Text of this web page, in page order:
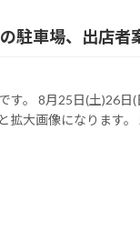
駐車場、出店者
す。 8月25日(土)26
拡大画像になります